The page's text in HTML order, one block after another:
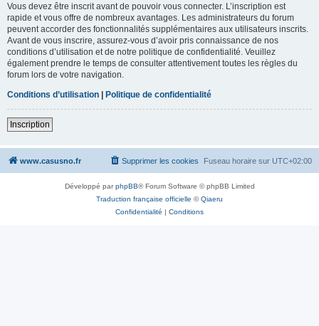
Vous devez être inscrit avant de pouvoir vous connecter. L’inscription est
rapide et vous offre de nombreux avantages. Les administrateurs du forum
peuvent accorder des fonctionnalités supplémentaires aux utilisateurs inscrits.
Avant de vous inscrire, assurez-vous d’avoir pris connaissance de nos
conditions d’utilisation et de notre politique de confidentialité. Veuillez
également prendre le temps de consulter attentivement toutes les règles du
forum lors de votre navigation.
Conditions d’utilisation | Politique de confidentialité
Inscription
www.casusno.fr Fuseau horaire sur UTC+02:00
Supprimer les cookies
Développé parphpBB® Forum Software © phpBB Limited
Traduction française officielle ©Qiaeru
Confidentialité | Conditions